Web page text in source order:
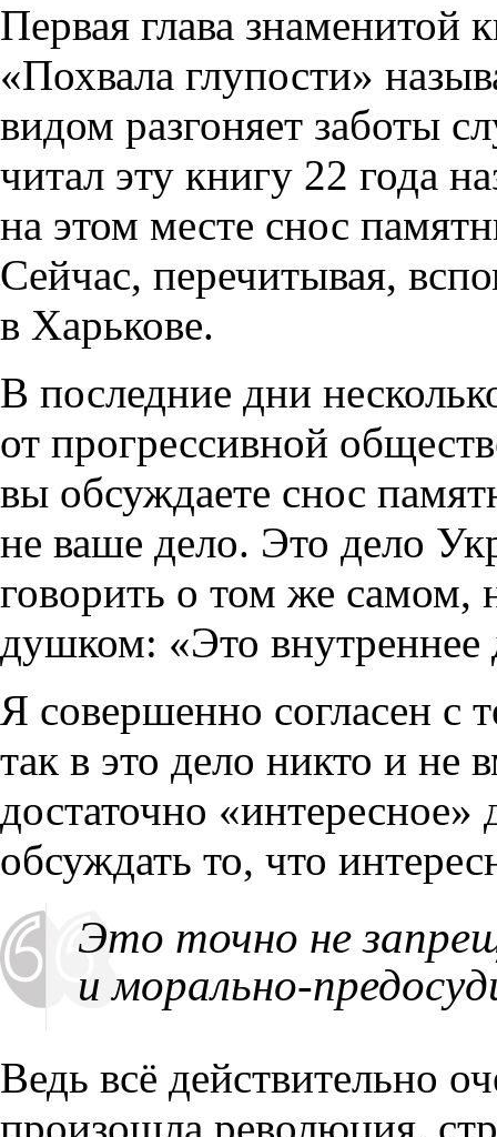
Первая глава знаменитой
«Похвала глупости»
видом разгоняет заботы
читал эту книгу 22 года
на этом месте снос
Сейчас, перечитывая,
в Харькове.
В последние дни
от прогрессивной
вы обсуждаете снос
не ваше дело. Это дело
говорить о том же
душком: «Это
Я совершенно согласен с
так в это дело никто и не
достаточно
обсуждать то, что
Это точно не
и морально-
Ведь всё действительно